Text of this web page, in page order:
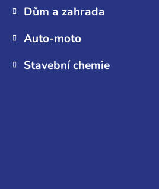
Dům a zahrada
Auto-moto
Stavební chemie